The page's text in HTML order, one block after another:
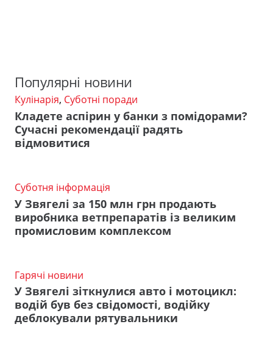
Популярні новини
Кулінарія, Суботні поради
Кладете аспірин у банки з помідорами?
Сучасні рекомендації радять
відмовитися
Суботня інформація
У Звягелі за 150 млн грн продають
виробника ветпрепаратів із великим
промисловим комплексом
Гарячі новини
У Звягелі зіткнулися авто і мотоцикл:
водій був без свідомості, водійку
деблокували рятувальники